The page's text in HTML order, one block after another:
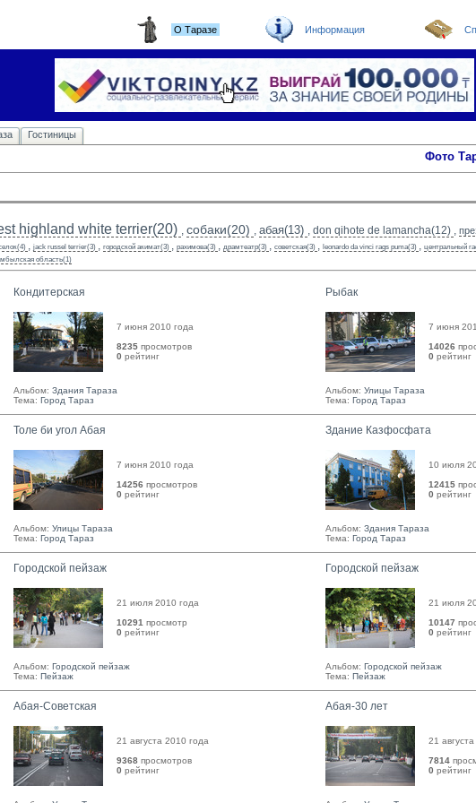
О Таразе Информация
Гостиницы
Фото
highland white terrier(20) , собаки(20) , абая(13) , don qihote de lamancha(12) ,
, jack russel terrier(3) , городской акимат(3) , рахимова(3) , драмтеатр(3) , советская(3) , leonardo da vinci rags puma(3) , центральный
область(1)
Кондитерская
7 июня 2010 года
8235 просмотров
0 рейтинг
Альбом: Здания Тараза
Тема: Город Тараз
Рыбак
7 июня
14026
0 рейтинг
Альбом: Улицы Тараза
Тема: Город Тараз
Толе би угол Абая
7 июня 2010 года
14256 просмотров
0 рейтинг
Альбом: Улицы Тараза
Тема: Город Тараз
Здание Казфосфата
10 июля
12415
0 рейтинг
Альбом: Здания Тараза
Тема: Город Тараз
Городской пейзаж
21 июля 2010 года
10291 просмотр
0 рейтинг
Альбом: Городской пейзаж
Тема: Пейзаж
Городской пейзаж
21 июля
10147
0 рейтинг
Альбом: Городской пейзаж
Тема: Пейзаж
Абая-Советская
21 августа 2010 года
9368 просмотров
0 рейтинг
Абая-30 лет
21
7814
0 рейтинг